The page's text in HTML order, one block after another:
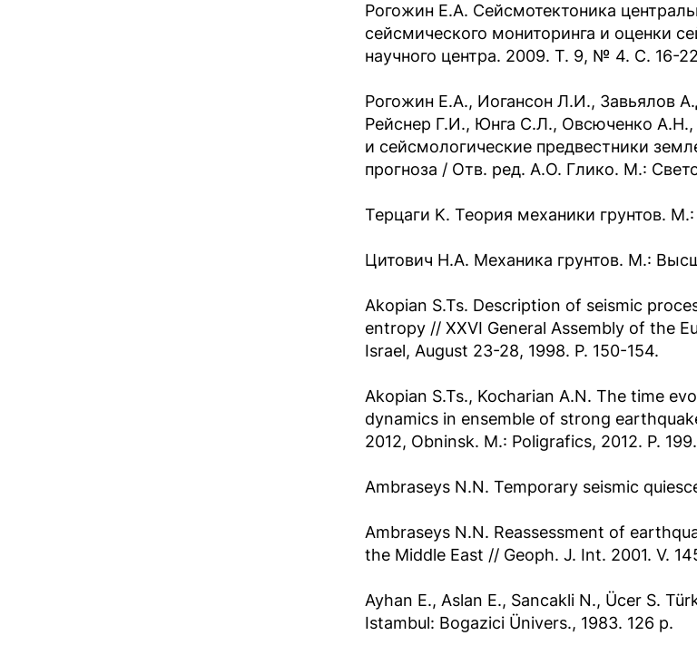
Рогожин Е.А. Сейсмотектоника
сейсмического мониторинга и оценки
научного центра. 2009. Т. 9, № 4. С. 16-
Рогожин Е.А., Иогансон Л.И., Завьялов
Рейснер Г.И., Юнга С.Л., Овсюченко
и сейсмологические предвестники
прогноза / Отв. ред. А.О. Глико. М.:
Терцаги K. Теория механики грунтов.
Цитович Н.A. Механика грунтов. М.:
Akopian S.Ts. Description of seismic
entropy // XXVI General Assembly of the
Israel, August 23-28, 1998. P. 150-154.
Akopian S.Ts., Kocharian A.N. The time
dynamics in ensemble of strong
2012, Obninsk. M.: Poligrafics, 2012. P. 199.
Ambraseys N.N. Temporary seismic
Ambraseys N.N. Reassessment of
the Middle East // Geoph. J. Int. 2001. V.
Ayhan E., Aslan E., Sancakli N., Ücer S.
Istambul: Bogazici Ünivers., 1983. 126 p.